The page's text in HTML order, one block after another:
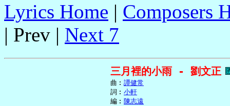
Lyrics Home | Composers
| Prev | Next 7
三月裡的小雨 - 劉文正
     曲︰
譚健常
     詞︰
小軒
     編︰
陳志遠